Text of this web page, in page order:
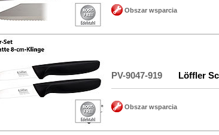
Obszar wsparcia
PV-9047-919 Löffler
Obszar wsparcia